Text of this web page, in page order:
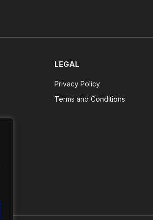
LEGAL
Privacy Policy
Terms and Conditions